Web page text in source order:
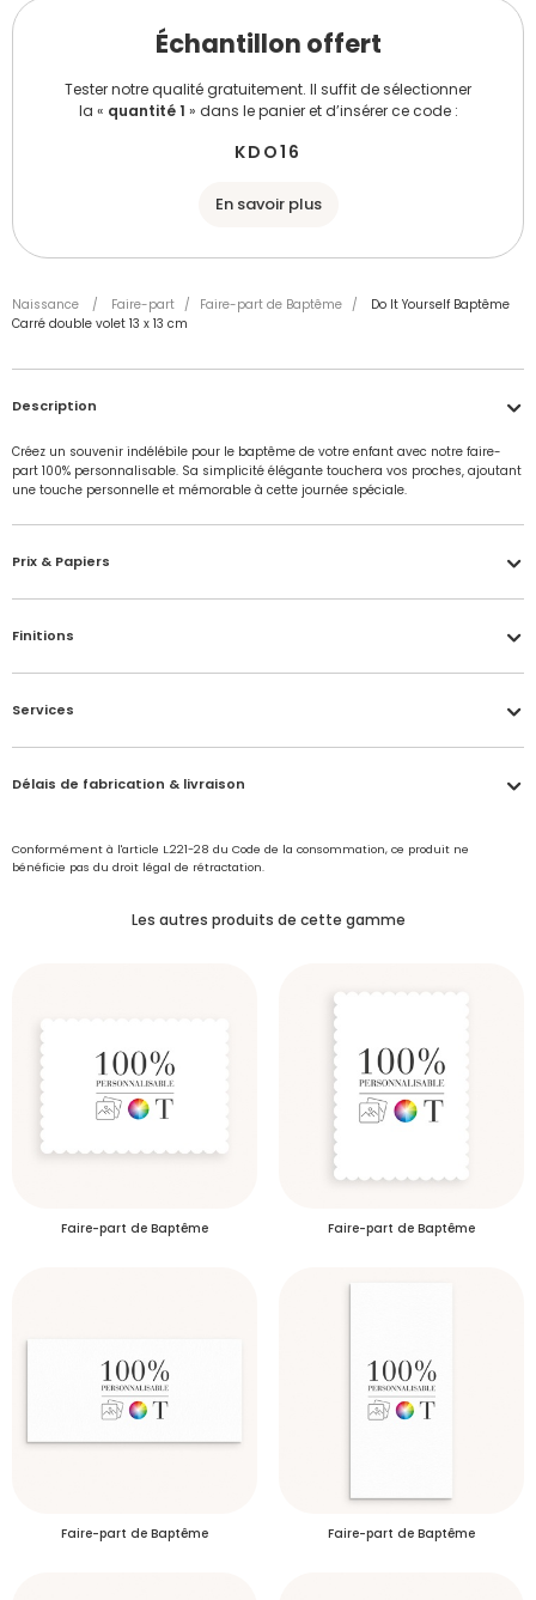
Échantillon offert
Tester notre qualité gratuitement. Il suffit de sélectionner
la « quantité 1 » dans le panier et d’insérer ce code :
KDO16
En savoir plus
Naissance / Faire-part / Faire-part de Baptême /
Do It Yourself Baptême
Carré double volet 13 x 13 cm
Description
Créez un souvenir indélébile pour le baptême de votre enfant avec notre faire-
part 100% personnalisable. Sa simplicité élégante touchera vos proches, ajoutant
une touche personnelle et mémorable à cette journée spéciale.
Prix & Papiers
Finitions
Services
Délais de fabrication & livraison
Conformément à l'article L.221-28 du Code de la consommation, ce produit ne
bénéficie pas du droit légal de rétractation.
Les autres produits de cette gamme
Faire-part de Baptême Faire-part de Baptême
Faire-part de Baptême Faire-part de Baptême